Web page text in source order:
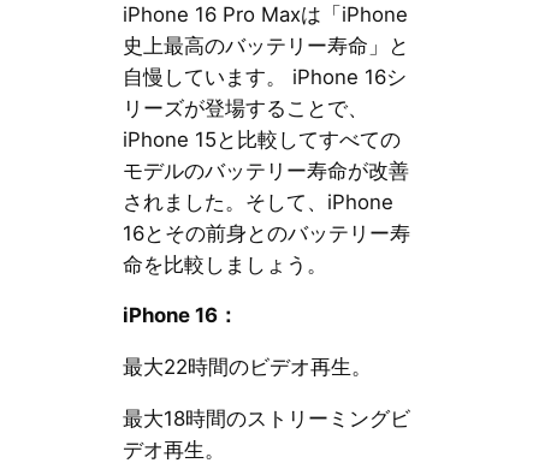
iPhone 16 Pro Maxは「iPhone
史上最高のバッテリー寿命」と
自慢しています。 iPhone 16シ
リーズが登場することで、
iPhone 15と比較してすべての
モデルのバッテリー寿命が改善
されました。そして、iPhone
16とその前身とのバッテリー寿
命を比較しましょう。
iPhone 16：
最大22時間のビデオ再生。
最大18時間のストリーミングビ
デオ再生。